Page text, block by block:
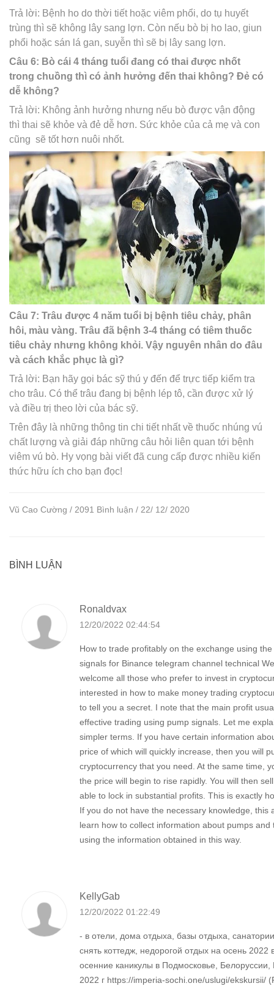
Trả lời: Bệnh ho do thời tiết hoặc viêm phổi, do tụ huyết
trùng thì sẽ không lây sang lợn. Còn nếu bò bị ho lao, giun
phổi hoặc sán lá gan, suyễn thì sẽ bị lây sang lợn.
Câu 6: Bò cái 4 tháng tuổi đang có thai được nhốt
trong chuồng thì có ảnh hưởng đến thai không? Đẻ có
dễ không?
Trả lời: Không ảnh hưởng nhưng nếu bò được vận động
thì thai sẽ khỏe và đẻ dễ hơn. Sức khỏe của cả mẹ và con
cũng sẽ tốt hơn nuôi nhốt.
Câu 7: Trâu được 4 năm tuổi bị bệnh tiêu chảy, phân
hôi, màu vàng. Trâu đã bệnh 3-4 tháng có tiêm thuốc
tiêu chảy nhưng không khỏi. Vậy nguyên nhân do đâu
và cách khắc phục là gì?
Trả lời: Bạn hãy gọi bác sỹ thú y đến để trực tiếp kiểm tra
cho trâu. Có thể trâu đang bị bệnh lép tô, cần được xử lý
và điều trị theo lời của bác sỹ.
Trên đây là những thông tin chi tiết nhất về thuốc nhúng vú
chất lượng và giải đáp những câu hỏi liên quan tới bệnh
viêm vú bò. Hy vọng bài viết đã cung cấp được nhiều kiến
thức hữu ích cho bạn đọc!
Vũ Cao Cường / 2091 Bình luận / 22/ 12/ 2020
BÌNH LUẬN
Ronaldvax
12/20/2022 02:44:54
How to trade profitably on the exchange using
signals for Binance telegram channel technical
welcome all those who prefer to invest in
interested in how to make money trading
to tell you a secret. I note that the main profit
effective trading using pump signals. Let me
simpler terms. If you have certain information
price of which will quickly increase, then you will
cryptocurrency that you need. At the same time,
the price will begin to rise rapidly. You will then
able to lock in substantial profits. This is exactly
If you do not have the necessary knowledge, this
learn how to collect information about pumps and
using the information obtained in this way.
KellyGab
12/20/2022 01:22:49
- в отели, дома отдыха, базы отдыха,
снять коттедж, недорогой отдых на осень 2022
осенние каникулы в Подмосковье,
2022 г https://imperia-sochi.one/uslugi/ekskursii/